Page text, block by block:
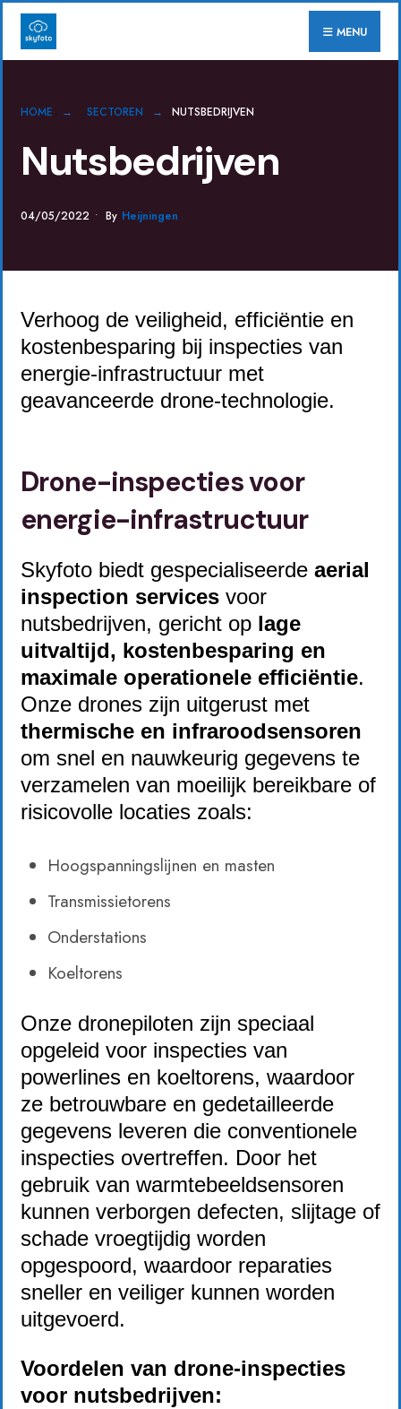
Skip
MENU
HOME SECTOREN NUTSBEDRIJVEN
Nutsbedrijven
04/05/2022 • By Heijningen
Verhoog de veiligheid, efficiëntie en
kostenbesparing bij inspecties van
energie-infrastructuur met
geavanceerde drone-technologie.
Drone-inspecties voor
energie-infrastructuur
Skyfoto biedt gespecialiseerde aerial
inspection services voor
nutsbedrijven, gericht op lage
uitvaltijd, kostenbesparing en
maximale operationele efficiëntie.
Onze drones zijn uitgerust met
thermische en infraroodsensoren
om snel en nauwkeurig gegevens te
verzamelen van moeilijk bereikbare of
risicovolle locaties zoals:
Hoogspanningslijnen en masten
Transmissietorens
Onderstations
Koeltorens
Onze dronepiloten zijn speciaal
opgeleid voor inspecties van
powerlines en koeltorens, waardoor
ze betrouwbare en gedetailleerde
gegevens leveren die conventionele
inspecties overtreffen. Door het
gebruik van warmtebeeldsensoren
kunnen verborgen defecten, slijtage of
schade vroegtijdig worden
opgespoord, waardoor reparaties
sneller en veiliger kunnen worden
uitgevoerd.
Voordelen van drone-inspecties
voor nutsbedrijven:
for: